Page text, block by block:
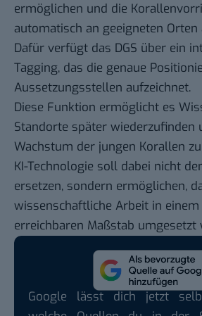
ermöglichen und die
automatisch an geeigneten Orten
Dafür verfügt das DGS über ein
Tagging, das die genaue
Aussetzungsstellen aufzeichnet.
Diese Funktion ermöglicht es
Standorte später wiederzufinden
Wachstum der jungen Korallen
KI-Technologie soll dabei nicht
ersetzen, sondern ermöglichen,
wissenschaftliche Arbeit in
erreichbaren Maßstab umgesetzt
Google lässt dich jetzt